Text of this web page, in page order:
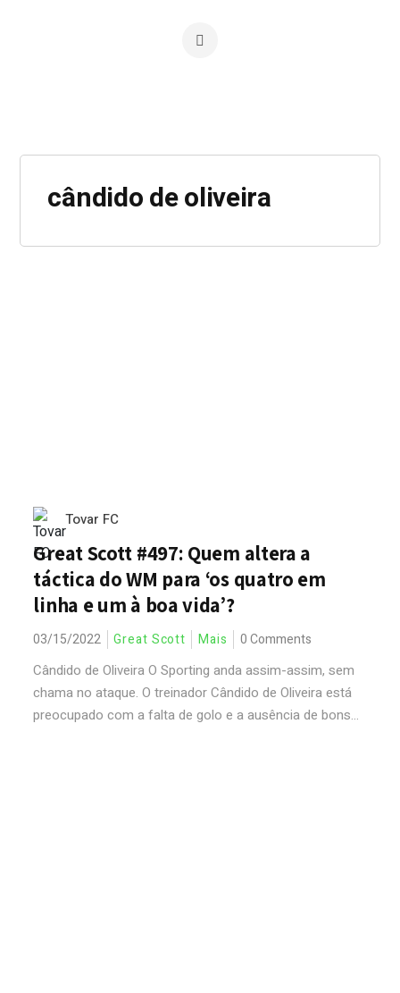
cândido de oliveira
Tovar FC
Great Scott #497: Quem altera a
táctica do WM para ‘os quatro em
linha e um à boa vida’?
03/15/2022 Great Scott Mais 0 Comments
Cândido de Oliveira O Sporting anda assim-assim, sem
chama no ataque. O treinador Cândido de Oliveira está
preocupado com a falta de golo e a ausência de bons...